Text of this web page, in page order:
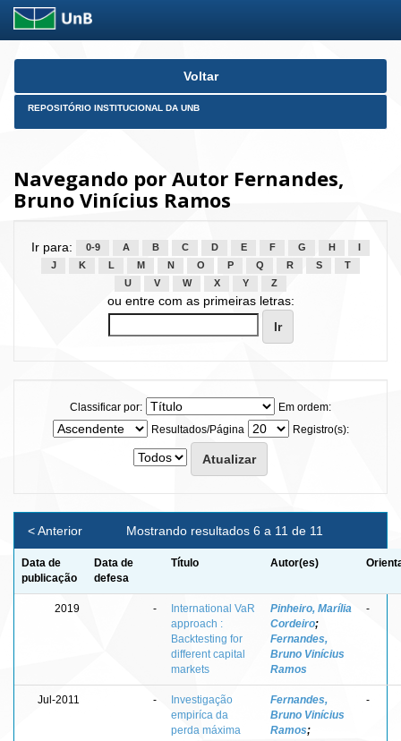
Skip
Voltar
REPOSITÓRIO INSTITUCIONAL DA UNB
Navegando por Autor Fernandes,
Bruno Vinícius Ramos
Ir para: 0-9 A B C D E F G H
J
K L M N O P Q R S
T
U
V W X Y Z
ou entre com as primeiras letras:
Classificar por:
Em ordem:
Resultados/Página
Registro(s):
Mostrando resultados 6 a 11 de 11
< Anterior
Data de
publicação
Data de
defesa
Título Autor(es)
2019 -
International VaR
approach :
Backtesting for
different capital
markets
Pinheiro, Marília
Cordeiro;
Fernandes,
Bruno Vinícius
Ramos
-
Jul-2011 -
Investigação
empiríca da
perda máxima
Fernandes,
Bruno Vinícius
Ramos;
-